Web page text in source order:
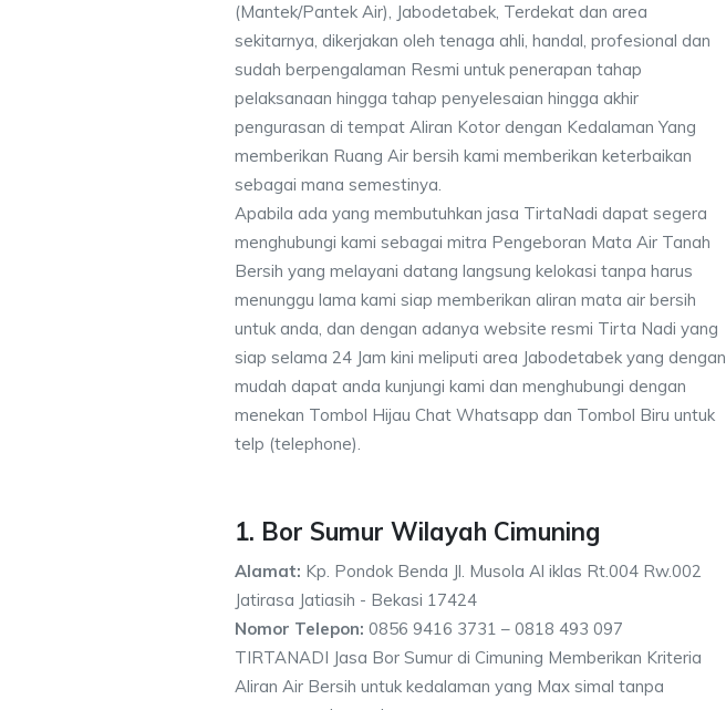
(Mantek/Pantek Air), Jabodetabek, Terdekat dan area
sekitarnya, dikerjakan oleh tenaga ahli, handal, profesional dan
sudah berpengalaman Resmi untuk penerapan tahap
pelaksanaan hingga tahap penyelesaian hingga akhir
pengurasan di tempat Aliran Kotor dengan Kedalaman Yang
memberikan Ruang Air bersih kami memberikan keterbaikan
sebagai mana semestinya.
Apabila ada yang membutuhkan jasa TirtaNadi dapat segera
menghubungi kami sebagai mitra Pengeboran Mata Air Tanah
Bersih yang melayani datang langsung kelokasi tanpa harus
menunggu lama kami siap memberikan aliran mata air bersih
untuk anda, dan dengan adanya website resmi Tirta Nadi yang
siap selama 24 Jam kini meliputi area Jabodetabek yang dengan
mudah dapat anda kunjungi kami dan menghubungi dengan
menekan Tombol Hijau Chat Whatsapp dan Tombol Biru untuk
telp (telephone).
1. Bor Sumur Wilayah Cimuning
Alamat: Kp. Pondok Benda Jl. Musola Al iklas Rt.004 Rw.002
Jatirasa Jatiasih - Bekasi 17424
Nomor Telepon: 0856 9416 3731 – 0818 493 097
TIRTANADI Jasa Bor Sumur di Cimuning Memberikan Kriteria
Aliran Air Bersih untuk kedalaman yang Max simal tanpa